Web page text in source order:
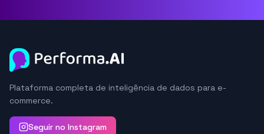
Plataforma completa de inteligência de dados para e-
commerce.
Seguir no Instagram